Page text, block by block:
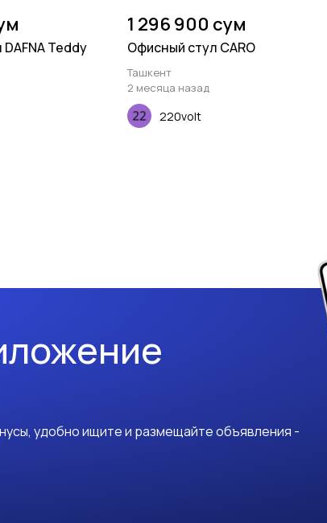
Teddy
1 296 900 сум
Офисный стул CARO
Ташкент
2 месяца назад
220volt
удобно ищите и размещайте объявления -